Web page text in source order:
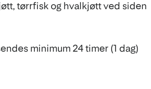
tørrfisk og hvalkjøtt ved siden
minimum 24 timer (1 dag)